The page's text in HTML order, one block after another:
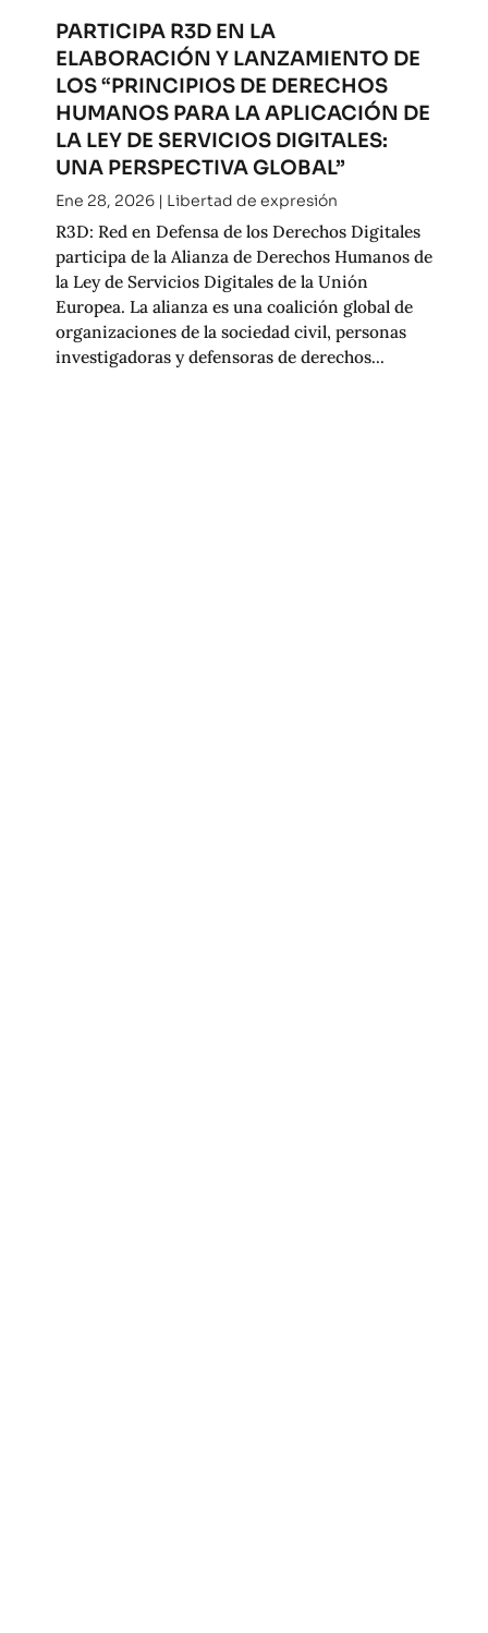
PARTICIPA R3D EN LA
ELABORACIÓN Y LANZAMIENTO DE
LOS “PRINCIPIOS DE DERECHOS
HUMANOS PARA LA APLICACIÓN DE
LA LEY DE SERVICIOS DIGITALES:
UNA PERSPECTIVA GLOBAL”
Ene 28, 2026| Libertad de expresión
R3D: Red en Defensa de los Derechos Digitales
participa de la Alianza de Derechos Humanos de
la Ley de Servicios Digitales de la Unión
Europea. La alianza es una coalición global de
organizaciones de la sociedad civil, personas
investigadoras y defensoras de derechos...